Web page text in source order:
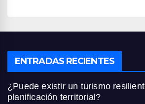
ENTRADAS RECIENTES
¿Puede existir un turismo
planificación territorial?